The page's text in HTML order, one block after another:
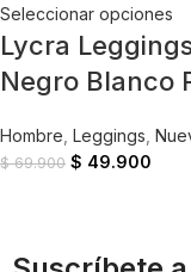
Seleccionar opciones
Lycra
Negro Blanco
Hombre Leggings
$69.900 $ 49.900